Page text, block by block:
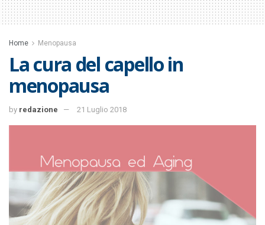
Home Menopausa
La cura del capello in
menopausa
by redazione 21 Luglio 2018